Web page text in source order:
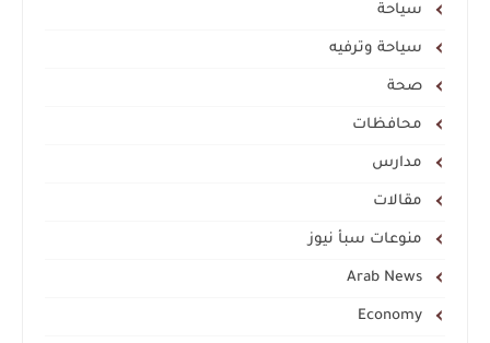
سياحة
سياحة وترفيه
صحة
محافظات
مدارس
مقالات
منوعات سبأ نيوز
Arab News
Economy